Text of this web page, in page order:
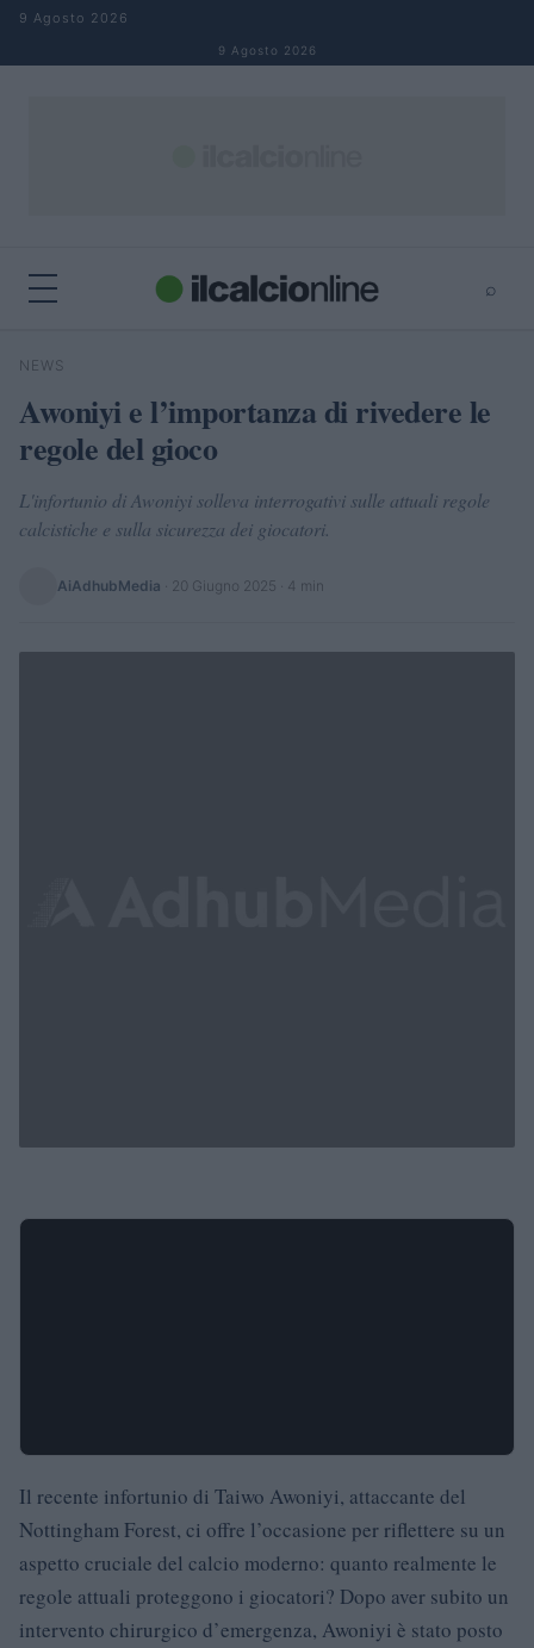
Salta al contenuto
9 Agosto 2026
9 Agosto 2026
⌕
Cerca
NEWS
Awoniyi e l’importanza di rivedere le
regole del gioco
L'infortunio di Awoniyi solleva interrogativi sulle attuali regole
calcistiche e sulla sicurezza dei giocatori.
AiAdhubMedia 20 Giugno 2025 · 4 min
Il recente infortunio di Taiwo Awoniyi, attaccante del
Nottingham Forest, ci offre l’occasione per riflettere su un
aspetto cruciale del calcio moderno: quanto realmente le
regole attuali proteggono i giocatori? Dopo aver subito un
intervento chirurgico d’emergenza, Awoniyi è stato posto